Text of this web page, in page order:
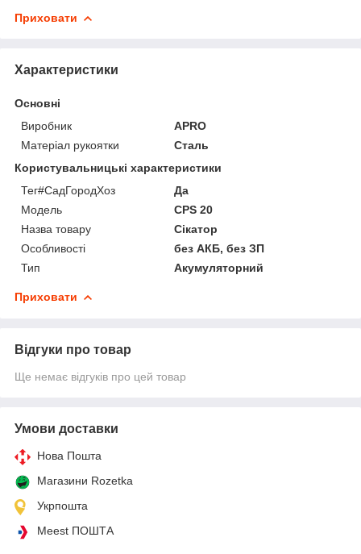
Приховати
Характеристики
Основні
Виробник
APRO
Матеріал рукоятки
Сталь
Користувальницькі характеристики
Тег#CадГородХоз
Да
Мoдель
CPS 20
Назва товару
Сікатор
Особливості
без АКБ, без ЗП
Тип
Акумуляторний
Приховати
Відгуки про товар
Ще немає відгуків про цей товар
Умови доставки
Нова Пошта
Магазини Rozetka
Укрпошта
Meest ПОШТА